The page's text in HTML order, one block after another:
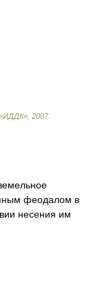
2007.
феодалом в
несения им